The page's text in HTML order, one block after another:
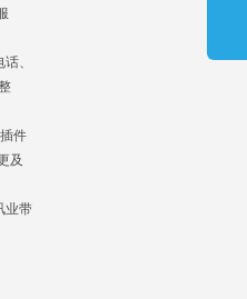
、
件
及
业带